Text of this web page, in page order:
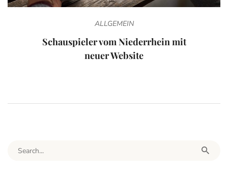
ALLGEMEIN
Schauspieler vom Niederrhein mit
neuer Website
Search for: